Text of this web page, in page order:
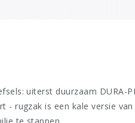
uiterst duurzaam
- rugzak is een kale versie